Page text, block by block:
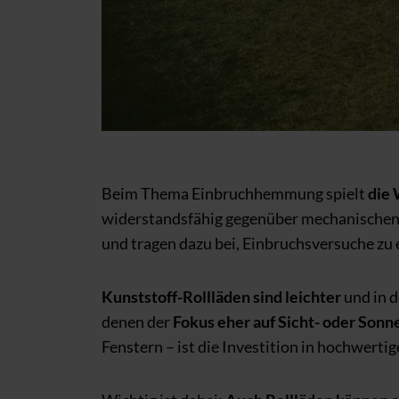
Beim Thema Einbruchhemmung spieltdie
widerstandsfähig gegenüber
und tragen dazu bei, Einbruchsversuche
Kunststoff-Rollläden sind leichterund in
denen derFokus eher auf Sicht- oder
Fenstern – ist die Investition in